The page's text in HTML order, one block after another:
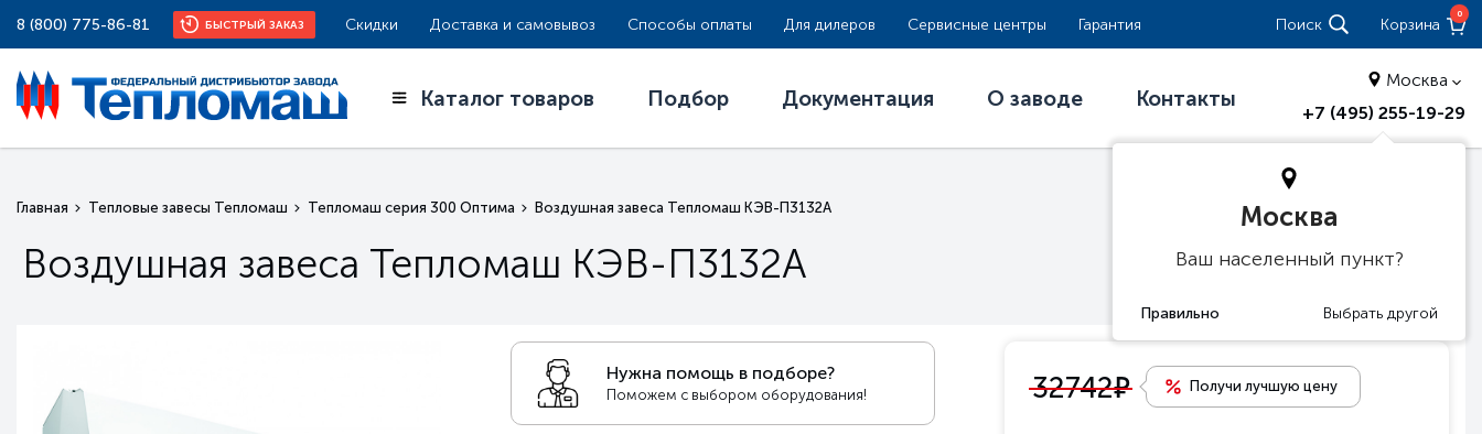
8 (800) 775-86-81 БЫСТРЫЙ ЗАКАЗ Скидки Доставка и самовывоз Способы оплаты Для дилеров Сервисные центры Гарантия Поиск Корзина
0
Каталог товаров Подбор Документация О заводе Контакты
+7 (495) 255-19-29
Москва
Москва
Ваш населенный пункт?
Главная Тепловые завесы Тепломаш Тепломаш серия 300 Оптима Воздушная завеса Тепломаш КЭВ-П3132А
Воздушная завеса Тепломаш КЭВ-П3132А
Нужна помощь в подборе?
Поможем с выбором оборудования! 32742е Получи лучшую цену